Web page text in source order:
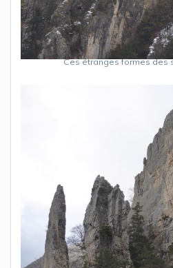
Ces étranges formes des